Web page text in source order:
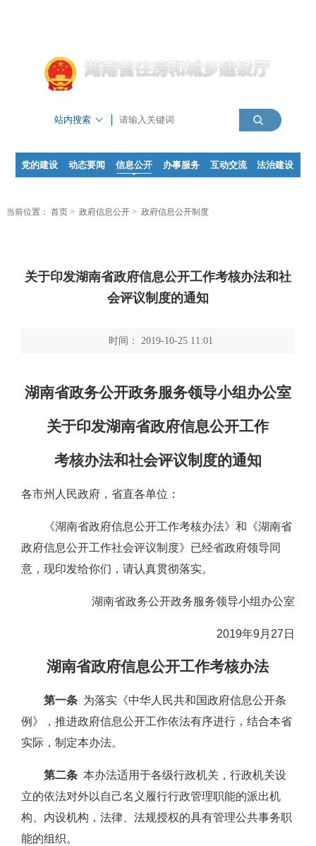
站内搜索
党的建设 动态要闻 信息公开 办事服务 互动交流 法治建设
当前位置： 首页> 政府信息公开> 政府信息公开制度
关于印发湖南省政府信息公开工作考核办法和社
会评议制度的通知
时间： 2019-10-25 11:01
湖南省政务公开政务服务领导小组办公室
关于印发湖南省政府信息公开工作
考核办法和社会评议制度的通知
各市州人民政府，省直各单位：
《湖南省政府信息公开工作考核办法》和《湖南省
政府信息公开工作社会评议制度》已经省政府领导同
意，现印发给你们，请认真贯彻落实。
湖南省政务公开政务服务领导小组办公室
2019年9月27日
湖南省政府信息公开工作考核办法
第一条 为落实《中华人民共和国政府信息公开条
例》，推进政府信息公开工作依法有序进行，结合本省
实际，制定本办法。
第二条 本办法适用于各级行政机关，行政机关设
立的依法对外以自己名义履行行政管理职能的派出机
构、内设机构，法律、法规授权的具有管理公共事务职
能的组织。